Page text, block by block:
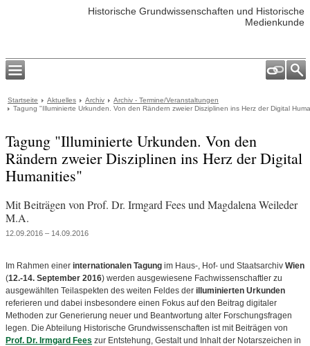
Historische Grundwissenschaften und Historische
Medienkunde
Startseite Aktuelles Archiv
Archiv - Termine/Veranstaltungen
Tagung "Illuminierte Urkunden. Von den Rändern zweier Disziplinen ins Herz der Digital
Tagung "Illuminierte Urkunden. Von den
Rändern zweier Disziplinen ins Herz der Digital
Humanities"
Mit Beiträgen von Prof. Dr. Irmgard Fees und Magdalena Weileder
M.A.
12.09.2016 – 14.09.2016
Im Rahmen einer internationalen Tagung im Haus-, Hof- und Staatsarchiv Wien
(12.-14. September 2016) werden ausgewiesene Fachwissenschaftler zu
ausgewählten Teilaspekten des weiten Feldes der illuminierten Urkunden
referieren und dabei insbesondere einen Fokus auf den Beitrag digitaler
Methoden zur Generierung neuer und Beantwortung alter Forschungsfragen
legen. Die Abteilung Historische Grundwissenschaften ist mit Beiträgen von
Prof. Dr. Irmgard Fees zur Entstehung, Gestalt und Inhalt der Notarszeichen in